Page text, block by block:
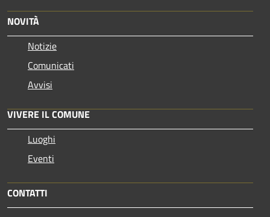
NOVITÀ
Notizie
Comunicati
Avvisi
VIVERE IL COMUNE
Luoghi
Eventi
CONTATTI